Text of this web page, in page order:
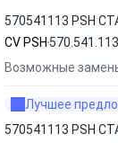
570541113 PSH
CV PSH 570.541.113
Возможные
Лучшее
570541113 PSH